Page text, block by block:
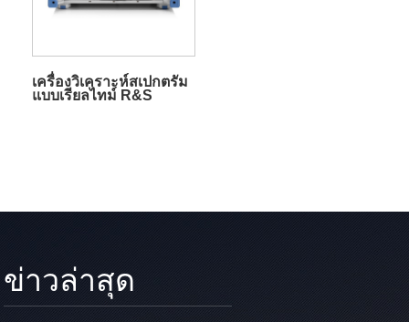
เครื่องวิเคราะห์สเปกตรัม
แบบเรียลไทม์ R&S
ข่าวล่าสุด